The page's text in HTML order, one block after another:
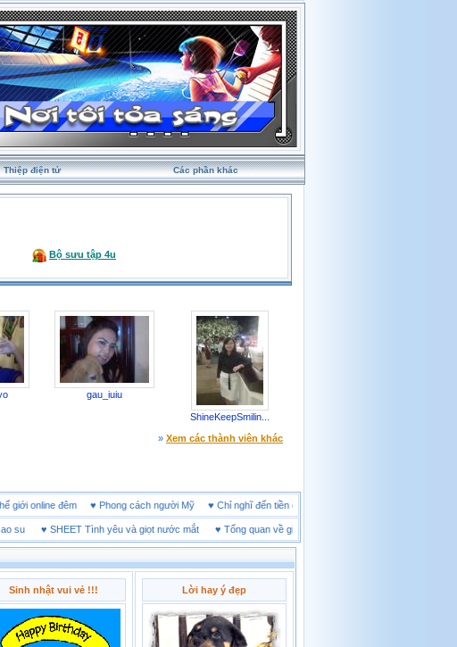
Thiệp điện tử Các phần khác
Bộ sưu tập 4u
gau_iuiu
ShineKeepSmilin...
» Xem các thành viên khác
của thế giới online đêm♥ Phong cách người Mỹ♥Chỉ nghĩ đến tiền cũng làm người ta ích kỷ
SHEET Tình yêu và giọt nước mắt♥Tổng quan về giày bảo hộ tại Vĩnh Long
Sinh nhật vui vẻ !!! Lời hay ý đẹp